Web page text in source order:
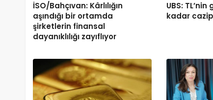
İSO/Bahçıvan: Kârlılığın
aşındığı bir ortamda
şirketlerin finansal
dayanıklılığı zayıflıyor
UBS:
kadar